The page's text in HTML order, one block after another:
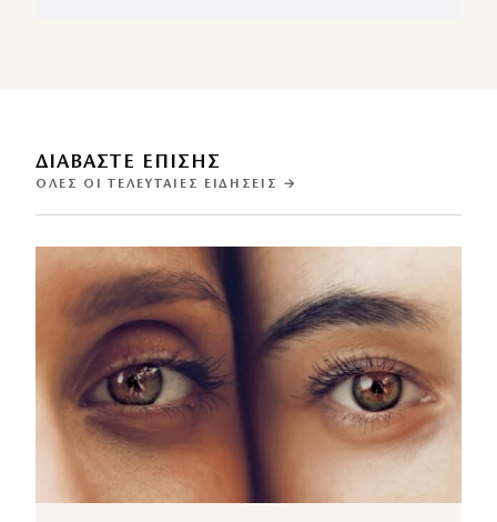
ΔΙΑΒΑΣΤΕ ΕΠΙΣΗΣ
ΌΛΕΣ ΟΙ ΤΕΛΕΥΤΑΊΕΣ ΕΙΔΉΣΕΙΣ →